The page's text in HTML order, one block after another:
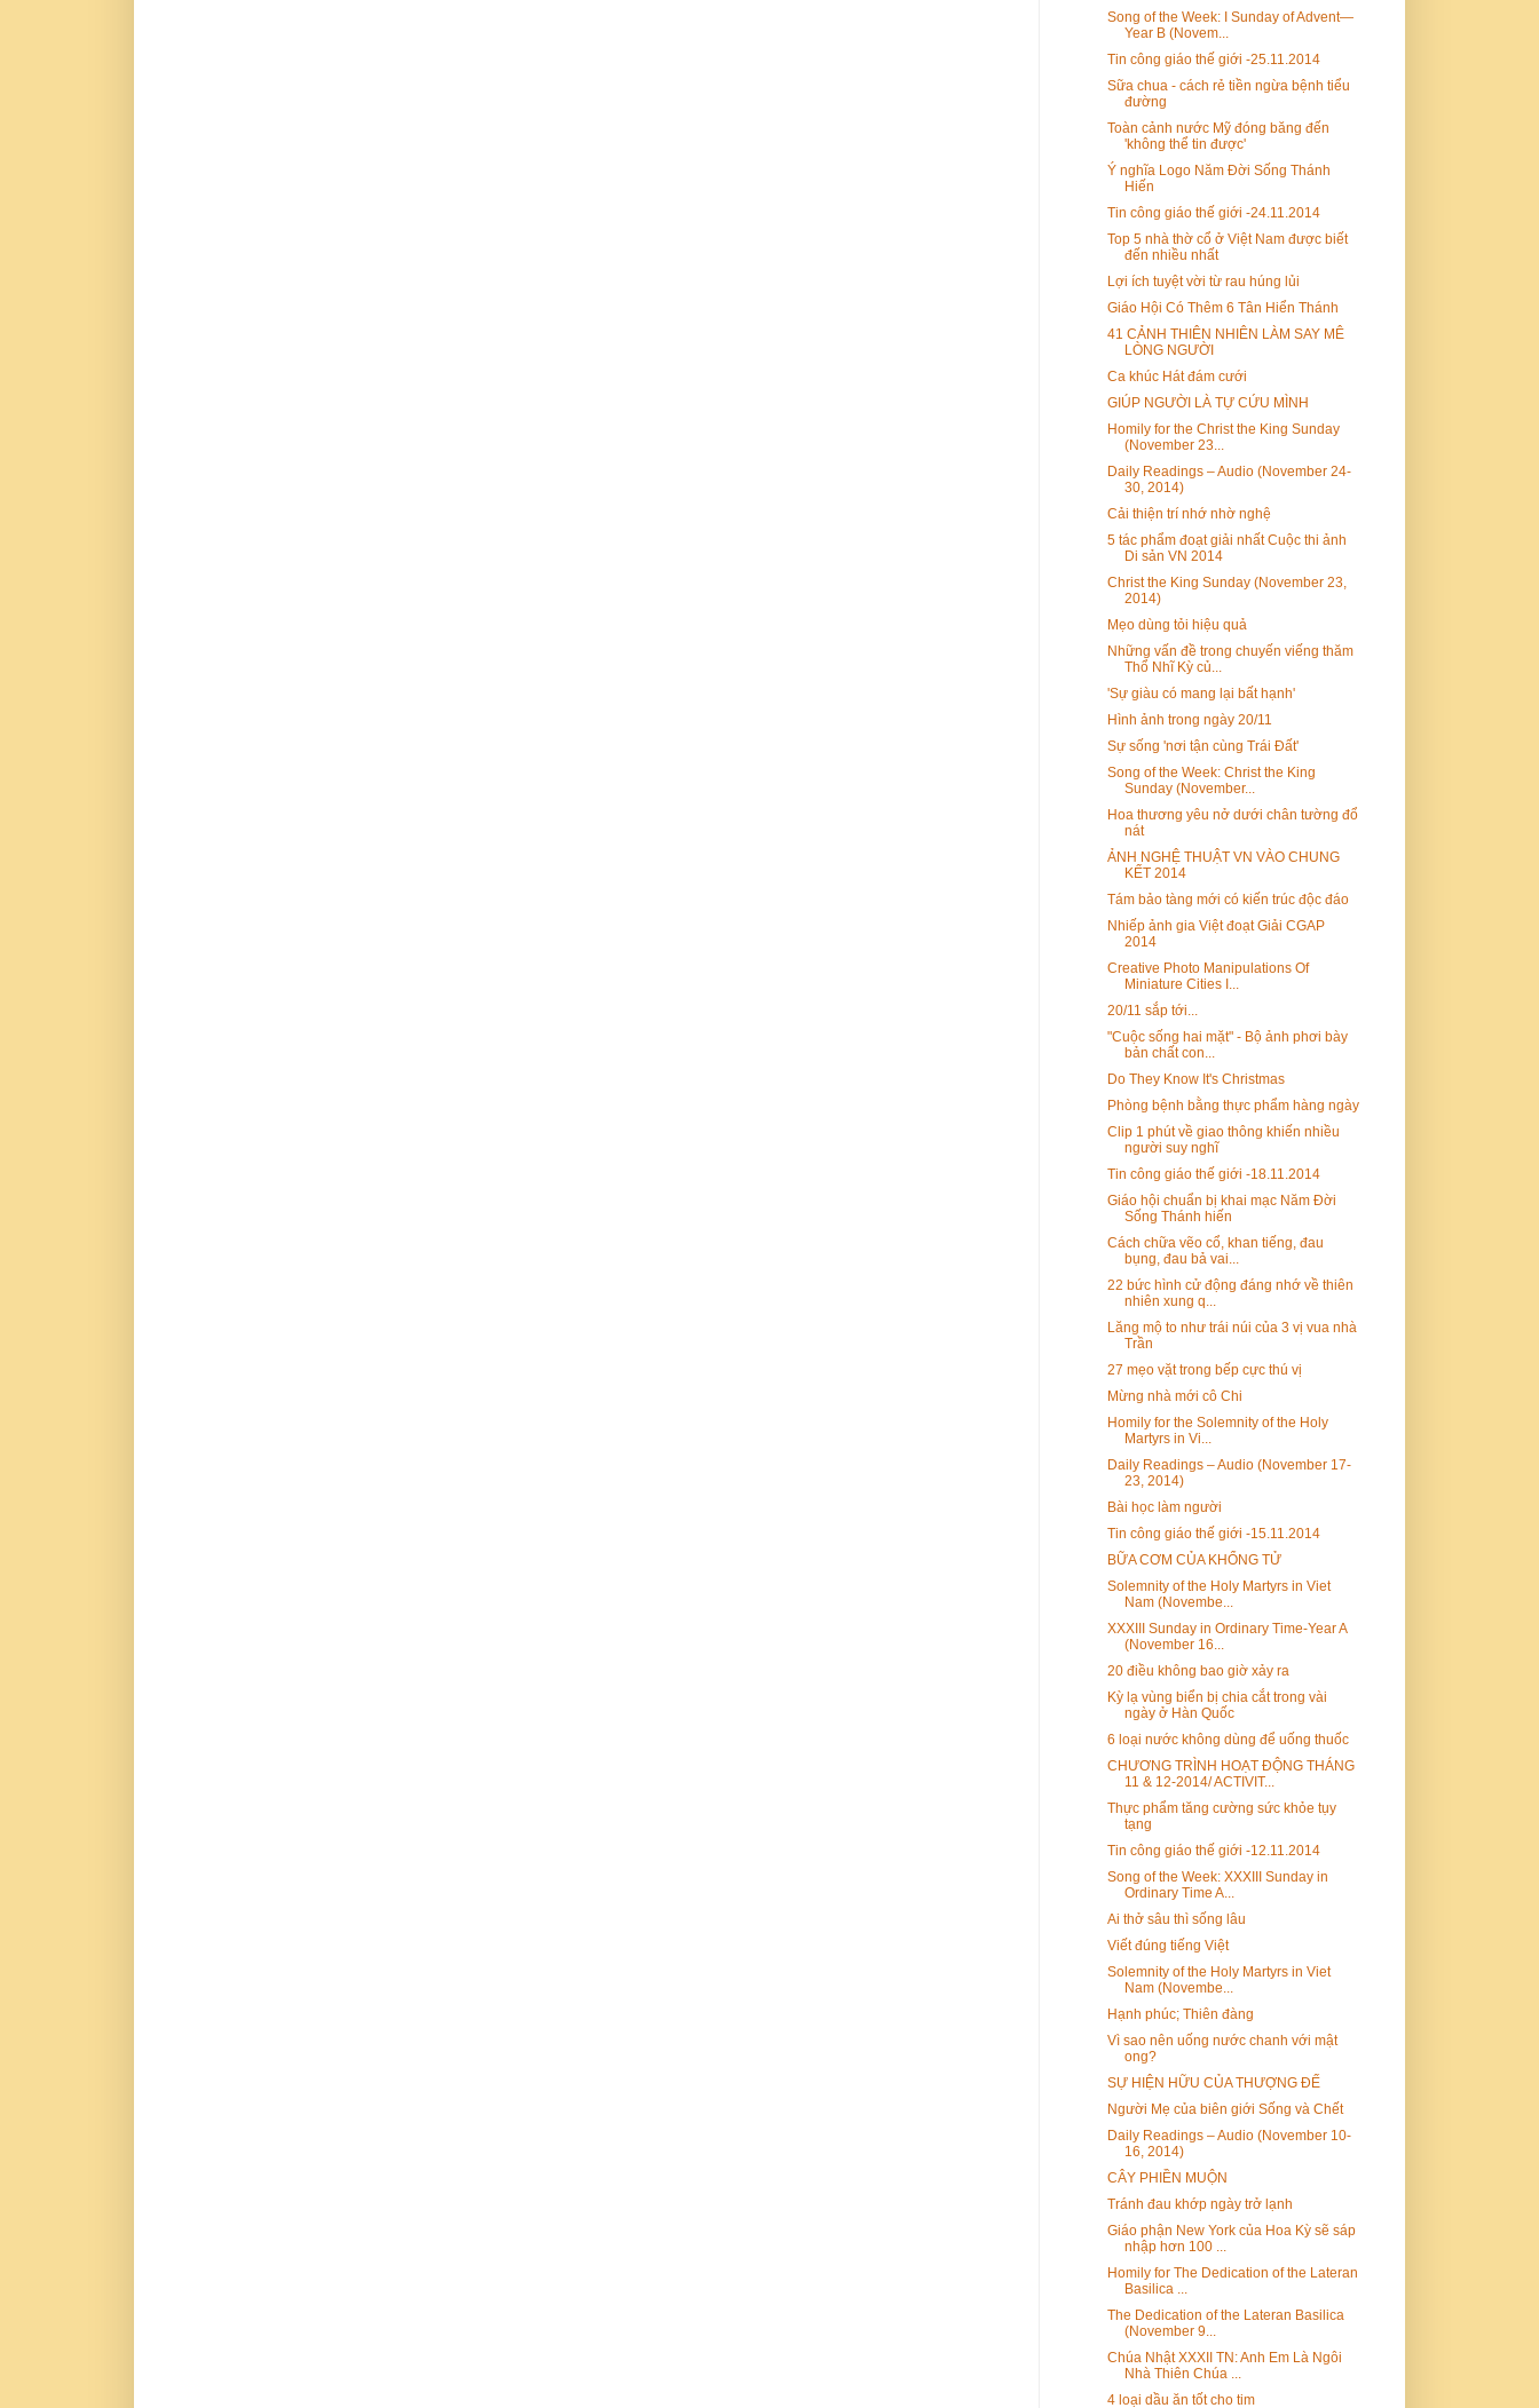
Song of the Week: I Sunday of Advent—
Year B (Novem...
Tin công giáo thế giới -25.11.2014
Sữa chua - cách rẻ tiền ngừa bệnh tiểu
đường
Toàn cảnh nước Mỹ đóng băng đến
'không thể tin được'
Ý nghĩa Logo Năm Đời Sống Thánh
Hiến
Tin công giáo thế giới -24.11.2014
Top 5 nhà thờ cổ ở Việt Nam được biết
đến nhiều nhất
Lợi ích tuyệt vời từ rau húng lủi
Giáo Hội Có Thêm 6 Tân Hiển Thánh
41 CẢNH THIÊN NHIÊN LÀM SAY MÊ
LÒNG NGƯỜI
Ca khúc Hát đám cưới
GIÚP NGƯỜI LÀ TỰ CỨU MÌNH
Homily for the Christ the King Sunday
(November 23...
Daily Readings – Audio (November 24-
30, 2014)
Cải thiện trí nhớ nhờ nghệ
5 tác phẩm đoạt giải nhất Cuộc thi ảnh
Di sản VN 2014
Christ the King Sunday (November 23,
2014)
Mẹo dùng tỏi hiệu quả
Những vấn đề trong chuyến viếng thăm
Thổ Nhĩ Kỳ củ...
'Sự giàu có mang lại bất hạnh'
Hình ảnh trong ngày 20/11
Sự sống 'nơi tận cùng Trái Đất'
Song of the Week: Christ the King
Sunday (November...
Hoa thương yêu nở dưới chân tường đổ
nát
ẢNH NGHỆ THUẬT VN VÀO CHUNG
KẾT 2014
Tám bảo tàng mới có kiến trúc độc đáo
Nhiếp ảnh gia Việt đoạt Giải CGAP
2014
Creative Photo Manipulations Of
Miniature Cities I...
20/11 sắp tới...
"Cuộc sống hai mặt" - Bộ ảnh phơi bày
bản chất con...
Do They Know It's Christmas
Phòng bệnh bằng thực phẩm hàng ngày
Clip 1 phút về giao thông khiến nhiều
người suy nghĩ
Tin công giáo thế giới -18.11.2014
Giáo hội chuẩn bị khai mạc Năm Đời
Sống Thánh hiến
Cách chữa vẽo cổ, khan tiếng, đau
bụng, đau bả vai...
22 bức hình cử động đáng nhớ về thiên
nhiên xung q...
Lăng mộ to như trái núi của 3 vị vua nhà
Trần
27 mẹo vặt trong bếp cực thú vị
Mừng nhà mới cô Chi
Homily for the Solemnity of the Holy
Martyrs in Vi...
Daily Readings – Audio (November 17-
23, 2014)
Bài học làm người
Tin công giáo thế giới -15.11.2014
BỮA CƠM CỦA KHỔNG TỬ
Solemnity of the Holy Martyrs in Viet
Nam (Novembe...
XXXIII Sunday in Ordinary Time-Year A
(November 16...
20 điều không bao giờ xảy ra
Kỳ lạ vùng biển bị chia cắt trong vài
ngày ở Hàn Quốc
6 loại nước không dùng để uống thuốc
CHƯƠNG TRÌNH HOẠT ĐỘNG THÁNG
11 & 12-2014/ ACTIVIT...
Thực phẩm tăng cường sức khỏe tụy
tạng
Tin công giáo thế giới -12.11.2014
Song of the Week: XXXIII Sunday in
Ordinary Time A...
Ai thở sâu thì sống lâu
Viết đúng tiếng Việt
Solemnity of the Holy Martyrs in Viet
Nam (Novembe...
Hạnh phúc; Thiên đàng
Vì sao nên uống nước chanh với mật
ong?
SỰ HIỆN HỮU CỦA THƯỢNG ĐẾ
Người Mẹ của biên giới Sống và Chết
Daily Readings – Audio (November 10-
16, 2014)
CÂY PHIỀN MUỘN
Tránh đau khớp ngày trở lạnh
Giáo phận New York của Hoa Kỳ sẽ sáp
nhập hơn 100 ...
Homily for The Dedication of the Lateran
Basilica ...
The Dedication of the Lateran Basilica
(November 9...
Chúa Nhật XXXII TN: Anh Em Là Ngôi
Nhà Thiên Chúa ...
4 loại dầu ăn tốt cho tim